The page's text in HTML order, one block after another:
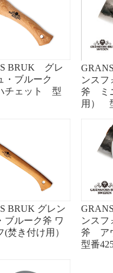
BRUK グレ
・ブルーク
チェット 型
ンスフ
斧 ミ
用）
BRUK グレン
ブルーク斧 ワ
焚き付け用）
ンスフ
斧 ア
型番